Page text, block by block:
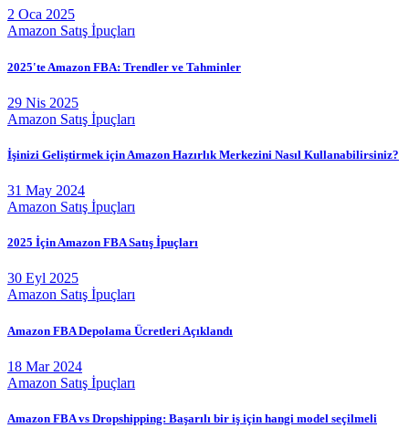
2 Oca 2025
Amazon Satış İpuçları
2025'te Amazon FBA: Trendler ve Tahminler
29 Nis 2025
Amazon Satış İpuçları
İşinizi Geliştirmek için Amazon Hazırlık Merkezini Nasıl Kullanabilirsiniz?
31 May 2024
Amazon Satış İpuçları
2025 İçin Amazon FBA Satış İpuçları
30 Eyl 2025
Amazon Satış İpuçları
Amazon FBA Depolama Ücretleri Açıklandı
18 Mar 2024
Amazon Satış İpuçları
Amazon FBA vs Dropshipping: Başarılı bir iş için hangi model seçilmeli